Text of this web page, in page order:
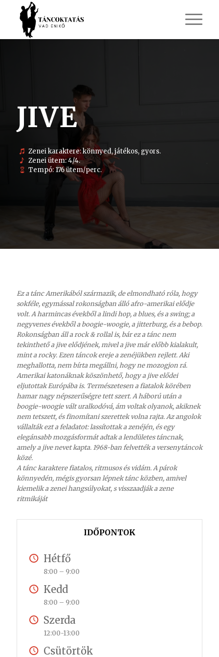
JIVE
Zenei karaktere: könnyed, játékos, gyors.
Zenei ütem: 4/4.
Tempó: 176 ütem/perc.
Ez a tánc Amerikából származik, de elmondható róla, hogy
sokféle, egymással rokonságban álló afro-amerikai elődje
volt. A harmincas évekből a lindi hop, a blues, és a swing; a
negyvenes évekből a boogie-woogie, a jitterburg, és a bebop.
Rokonságban áll a rock & rollal is, bár ez a tánc nem
tekinthető a jive elődjének, mivel a jive már előbb kialakult,
mint a rocky. Ezen táncok ereje a zenéjükben rejlett. Aki
meghallotta, nem bírta megállni, hogy ne mozogjon rá.
Amerikai katonáknak köszönhető, hogy a jive elődei
eljutottak Európába is. Természetesen a fiatalok körében
hamar nagy népszerűségre tett szert. A háború után a
boogie-woogie vált uralkodóvá, ám voltak olyanok, akiknek
nem tetszett, és finomítani szerettek volna rajta. Az angolok
vállalták ezt a feladatot: lassítottak a zenéjén, és egy
elegánsabb mozgásformát adtak a lendületes táncnak,
amely a jive nevet kapta. 1968-ban felvették a versenytáncok
közé.
A tánc karaktere fiatalos, ritmusos és vidám. A párok
könnyedén, mégis gyorsan lépnek tánc közben, amivel
kiemelik a zenei hangsúlyokat, s visszaadják a zene
ritmikáját
IDŐPONTOK
Hétfő
8:00 – 9:00
Kedd
8:00 – 9:00
Szerda
12:00-13:00
Csütörtök